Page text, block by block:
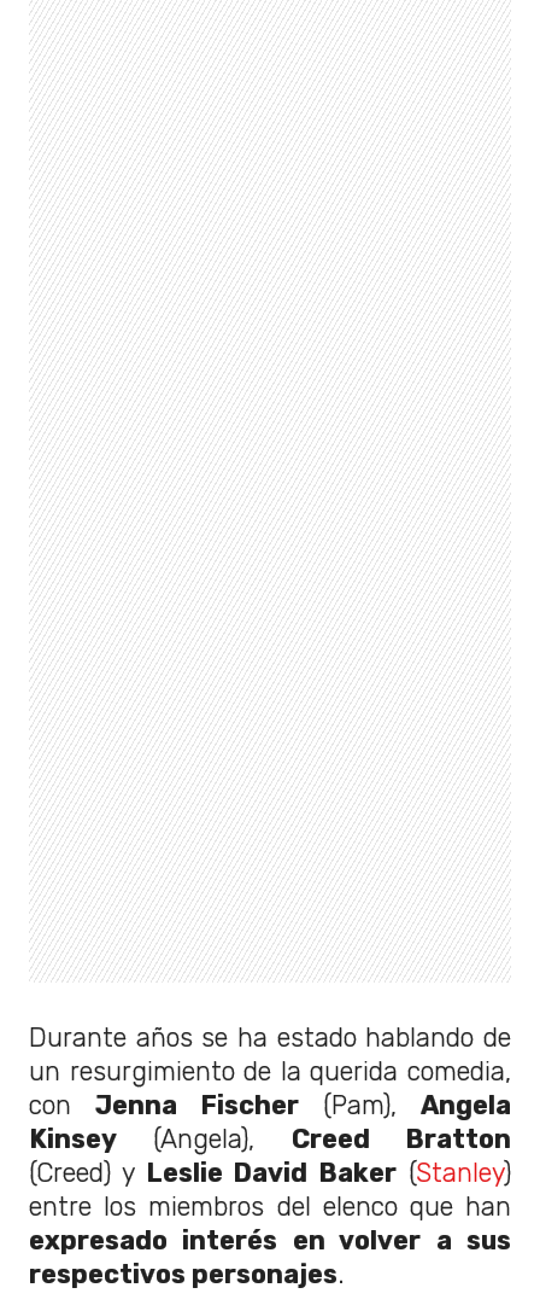
Durante años se ha estado hablando de
un resurgimiento de la querida comedia,
con Jenna Fischer (Pam), Angela
Kinsey (Angela), Creed Bratton
(Creed) y Leslie David Baker (Stanley)
entre los miembros del elenco que han
expresado interés en volver a sus
respectivos personajes.